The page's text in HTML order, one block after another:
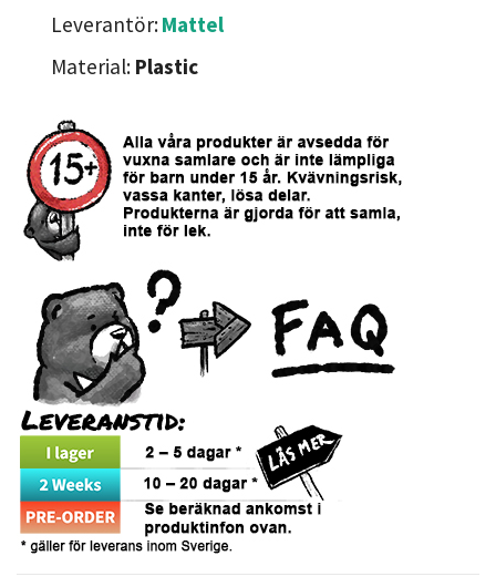
Leverantör:Mattel
Material: Plastic